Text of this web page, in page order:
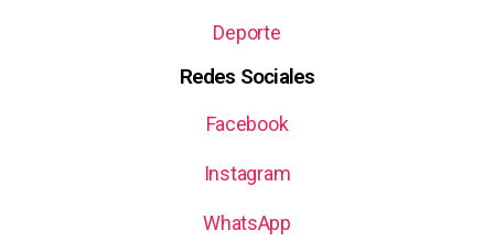
Deporte
Redes Sociales
Facebook
Instagram
WhatsApp